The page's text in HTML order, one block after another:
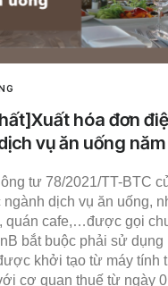
hóa đơn
vụ ăn uống
tư 78/2021/TT-BTC
ngành dịch vụ ăn uống,
quán cafe,…được gọi
bắt buộc phải sử dụng
khởi tạo từ máy tính
cơ quan thuế từ ngày